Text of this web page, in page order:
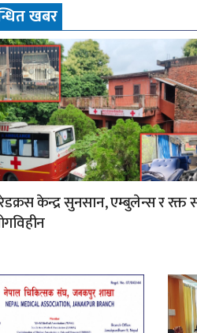
खबर
केन्द्र सुनसान, एम्बुलेन्स र